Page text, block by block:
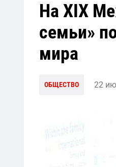
На XIХ
семьи»
мира
ОБЩЕСТВО 22